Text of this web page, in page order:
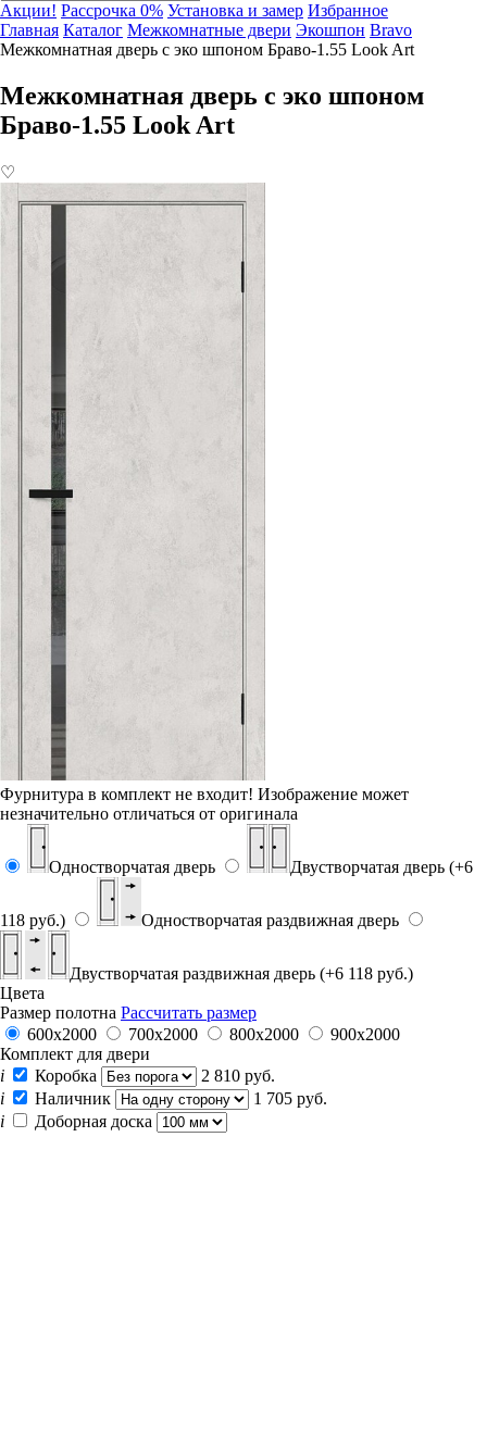
Акции! Рассрочка 0% Установка и замер Избранное
Главная Каталог Межкомнатные двери Экошпон Bravo
Межкомнатная дверь с эко шпоном Браво-1.55 Look Art
Межкомнатная дверь с эко шпоном
Браво-1.55 Look Art
♡
Фурнитура в комплект не входит! Изображение может
незначительно отличаться от оригинала
Одностворчатая дверь Двустворчатая дверь (+6
118 руб.) Одностворчатая раздвижная дверь
Двустворчатая раздвижная дверь (+6 118 руб.)
Цвета
Размер полотна Рассчитать размер
600x2000
700x2000 800x2000
900x2000
Комплект для двери
i
Коробка
2 810 руб.
i
Наличник
1 705 руб.
i
Доборная доска